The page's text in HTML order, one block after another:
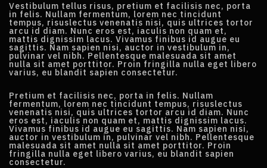
Vestibulum tellus risus, pretium et facilisis nec, porta
in felis. Nullam fermentum, lorem nec tincidunt
tempus, risuslectus venenatis nisi, quis ultrices tortor
arcu id diam. Nunc eros est, iaculis non quam et,
mattis dignissim lacus. Vivamus finibus id augue eu
sagittis. Nam sapien nisi, auctor in vestibulum in,
pulvinar vel nibh. Pellentesque malesuada sit amet
nulla sit amet porttitor. Proin fringilla nulla eget libero
varius, eu blandit sapien consectetur.
Pretium et facilisis nec, porta in felis. Nullam
fermentum, lorem nec tincidunt tempus, risuslectus
venenatis nisi, quis ultrices tortor arcu id diam. Nunc
eros est, iaculis non quam et, mattis dignissim lacus.
Vivamus finibus id augue eu sagittis. Nam sapien nisi,
auctor in vestibulum in, pulvinar vel nibh. Pellentesque
malesuada sit amet nulla sit amet porttitor. Proin
fringilla nulla eget libero varius, eu blandit sapien
consectetur.